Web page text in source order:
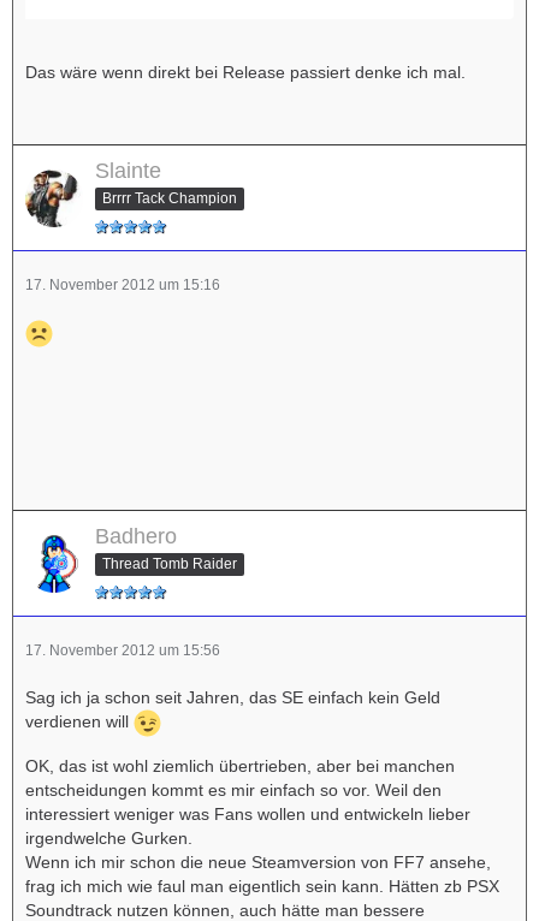
Das wäre wenn direkt bei Release passiert denke ich mal.
Slainte
Brrrr Tack Champion
17. November 2012 um 15:16
Badhero
Thread Tomb Raider
17. November 2012 um 15:56
Sag ich ja schon seit Jahren, das SE einfach kein Geld
verdienen will
OK, das ist wohl ziemlich übertrieben, aber bei manchen
entscheidungen kommt es mir einfach so vor. Weil den
interessiert weniger was Fans wollen und entwickeln lieber
irgendwelche Gurken.
Wenn ich mir schon die neue Steamversion von FF7 ansehe,
frag ich mich wie faul man eigentlich sein kann. Hätten zb PSX
Soundtrack nutzen können, auch hätte man bessere